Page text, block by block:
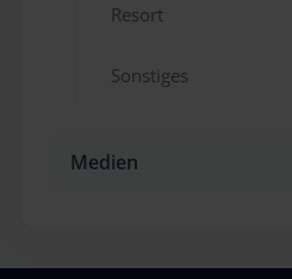
Resort
Sonstiges
Medien